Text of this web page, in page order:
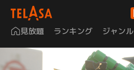
見放題 ランキング ジャンル